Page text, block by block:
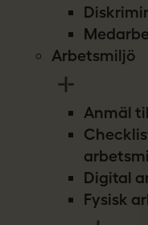
Arbetsmiljö
Anmäl
Digital
Fysisk